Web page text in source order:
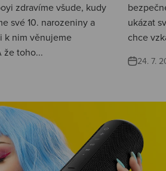
zdravíme všude, kudy
své 10. narozeniny a
k nim věnujeme
že toho...
ukázat
chce
24. 7.